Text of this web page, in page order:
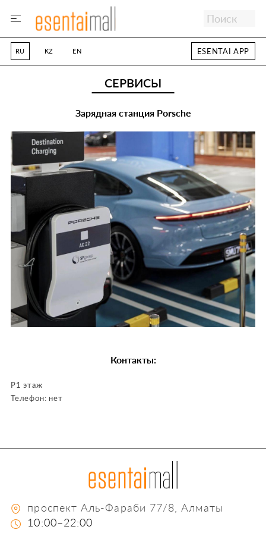
RU KZ EN ESENTAI APP
СЕРВИСЫ
Зарядная станция Porsche
Контакты:
P1 этаж
Телефон: нет
проспект Aль-Фараби 77/8, Алматы
10:00–22:00